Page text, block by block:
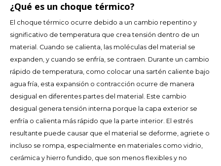
Español
Polski
AUD
CAD
CHF
INR
JPY
THB
CZK
¿Qué es un choque térmico?
El choque térmico ocurre debido a un cambio repentino y
significativo de temperatura que crea tensión dentro de un
material. Cuando se calienta, las moléculas del material se
expanden, y cuando se enfría, se contraen. Durante un cambio
rápido de temperatura, como colocar una sartén caliente bajo
agua fría, esta expansión o contracción ocurre de manera
desigual en diferentes partes del material. Este cambio
desigual genera tensión interna porque la capa exterior se
enfría o calienta más rápido que la parte interior. El estrés
resultante puede causar que el material se deforme, agriete o
incluso se rompa, especialmente en materiales como vidrio,
cerámica y hierro fundido, que son menos flexibles y no